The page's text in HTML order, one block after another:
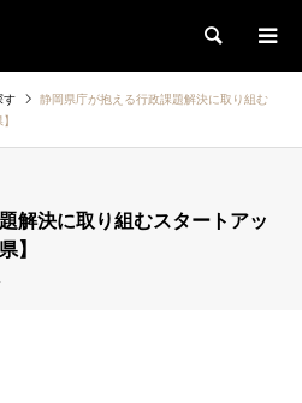
検索
す
静岡県庁が抱える行政課題解決に取り組む
解決に取り組むスタートアッ
】